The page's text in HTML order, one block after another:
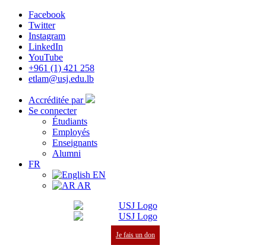
Facebook
Twitter
Instagram
LinkedIn
YouTube
+961 (1) 421 258
etlam@usj.edu.lb
Accréditée par
Se connecter
Étudiants
Employés
Enseignants
Alumni
FR
EN
AR
Je fais un don